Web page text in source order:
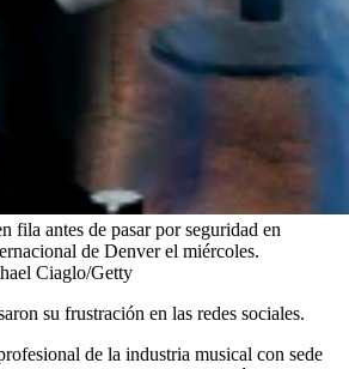
fila antes de pasar por seguridad en
de Denver el miércoles.
Ciaglo/Getty
su frustración en las redes sociales.
de la industria musical con sede